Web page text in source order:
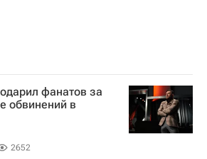
фанатов за
обвинений в
2652